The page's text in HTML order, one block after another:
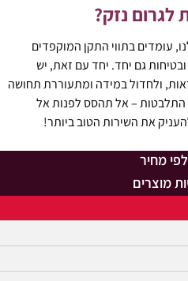
לפי מחיר
מוצרים
נזק?
עומדים בתווי התקן המוקפדים
גם יחד. יחד עם זאת, יש
ולחדול במידה ומתעוררת תחושה
התלבטות – אל תהסס לפנות אל
את השירות הטוב ביותר!